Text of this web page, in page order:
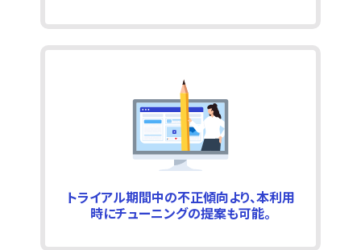
トライアル期間中の不正傾向より、本利用
時にチューニングの提案も可能。